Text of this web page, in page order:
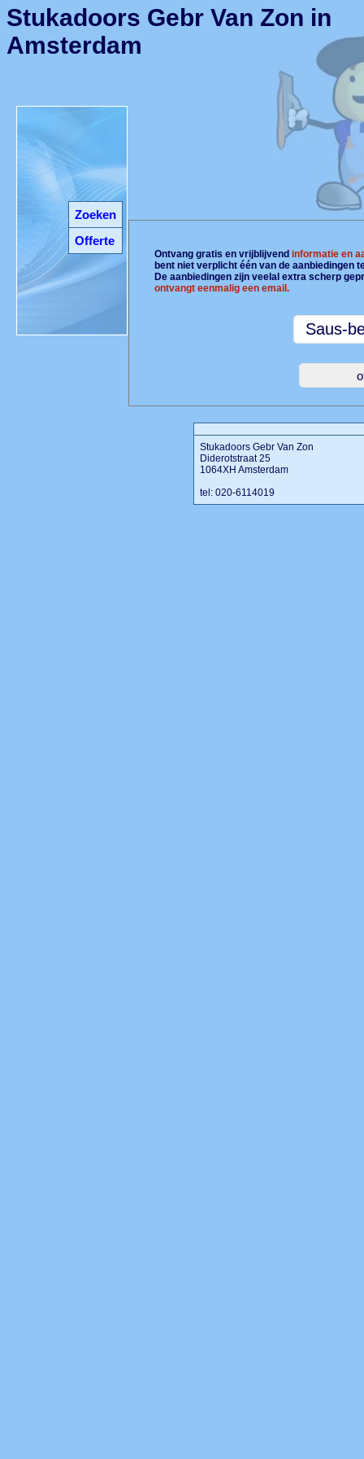
Zoeken
Offerte
Stukadoors Gebr Van Zon in
Amsterdam
Ontvang gratis en vrijblijvendinformatie en
bent niet verplicht één van de aanbiedingen
De aanbiedingen zijn veelal extra scherp
ontvangt eenmalig een email.
Stukadoors Gebr Van Zon
Diderotstraat 25
1064XH Amsterdam
tel: 020-6114019